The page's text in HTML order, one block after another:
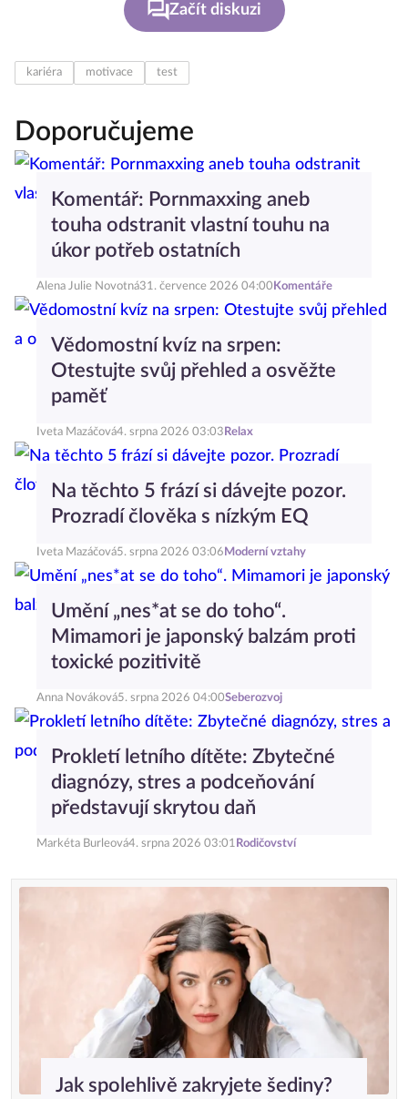
Začít diskuzi
kariéra motivace test
Doporučujeme
Komentář: Pornmaxxing aneb
touha odstranit vlastní touhu na
úkor potřeb ostatních
Alena Julie Novotná31. července 2026 04:00 Komentáře
Vědomostní kvíz na srpen:
Otestujte svůj přehled a osvěžte
paměť
Iveta Mazáčová4. srpna 2026 03:03 Relax
Na těchto 5 frází si dávejte pozor.
Prozradí člověka s nízkým EQ
Iveta Mazáčová5. srpna 2026 03:06 Moderní vztahy
Umění „nes*at se do toho“.
Mimamori je japonský balzám proti
toxické pozitivitě
Anna Nováková5. srpna 2026 04:00Seberozvoj
Prokletí letního dítěte: Zbytečné
diagnózy, stres a podceňování
představují skrytou daň
Markéta Burleová4. srpna 2026 03:01 Rodičovství
Jak spolehlivě zakryjete šediny?